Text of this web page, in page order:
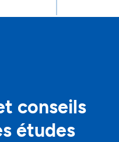
conseils
études